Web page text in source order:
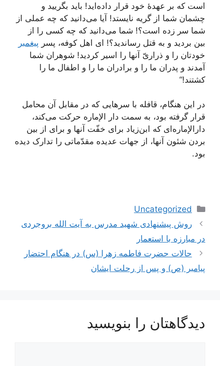
است که بر عهدۀ خود قرار داده‌اید! باید بگریید و
چشمان شما از گریه نایستد! آیا می‌دانید که چه عملی از
شما سر زده است؟! شما می‌دانید که چه کسی را از
بین بردید و به قتل رساندید؟! ای اهل کوفه، پسر پیغمبر
خودتان را و ذراریّ آنها را اسیر کردید! شوهران شما
آمدند و پدران ما را و برادران ما را و اطفال ما را
کشتند!“
در این هنگام، قافله با سرهایی که در مقابل آن محامل
قرار گرفته بود، به سمت دار الإماره حرکت می‌کند،
دار‌الإماره‌ای که ابن‌زیاد برای خفّت آنها و برای از بین
بردن شئون آنها، از جهات عدیده مقدّماتی را تدارک دیده
بود.
دسته‌ها
Uncategorized
ناوبری
نوشته‌ها
روش پیشنهادی شهید مدرس به آیت الله بروجردی
در مبارزه با استعمار
حالات حضرت فاطمه زهرا (س) در هنگام احتضار
پیامبر (ص) و پس از رحلت ایشان
دیدگاهتان را بنویسید